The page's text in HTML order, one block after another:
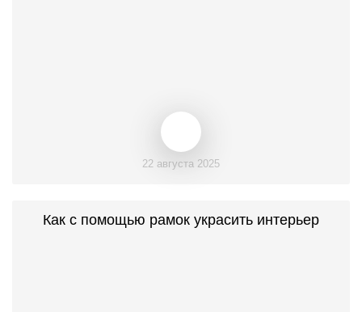
22 августа 2025
Как с помощью рамок украсить интерьер